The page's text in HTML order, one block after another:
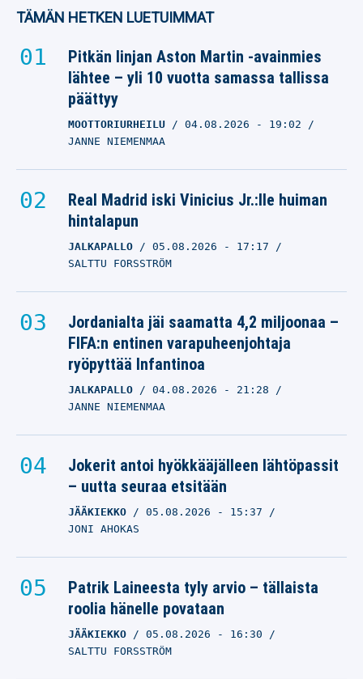
TÄMÄN HETKEN LUETUIMMAT
Pitkän linjan Aston Martin -avainmies
lähtee – yli 10 vuotta samassa tallissa
päättyy
MOOTTORIURHEILU 04.08.2026 - 19:02
JANNE NIEMENMAA
Real Madrid iski Vinicius Jr.:lle huiman
hintalapun
JALKAPALLO 05.08.2026 - 17:17
SALTTU FORSSTRÖM
Jordanialta jäi saamatta 4,2 miljoonaa –
FIFA:n entinen varapuheenjohtaja
ryöpyttää Infantinoa
JALKAPALLO 04.08.2026 - 21:28
JANNE NIEMENMAA
Jokerit antoi hyökkääjälleen lähtöpassit
– uutta seuraa etsitään
JÄÄKIEKKO 05.08.2026 - 15:37
JONI AHOKAS
Patrik Laineesta tyly arvio – tällaista
roolia hänelle povataan
JÄÄKIEKKO 05.08.2026 - 16:30
SALTTU FORSSTRÖM